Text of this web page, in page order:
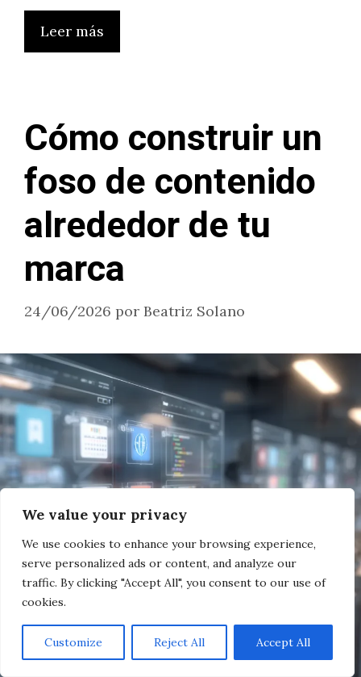
We value your privacy
We use cookies to enhance your browsing experience,
serve personalized ads or content, and analyze our
traffic. By clicking "Accept All", you consent to our use of
cookies.
Customize Reject All Accept All
Leer más
Cómo construir un
foso de contenido
alrededor de tu
marca
24/06/2026 por Beatriz Solano